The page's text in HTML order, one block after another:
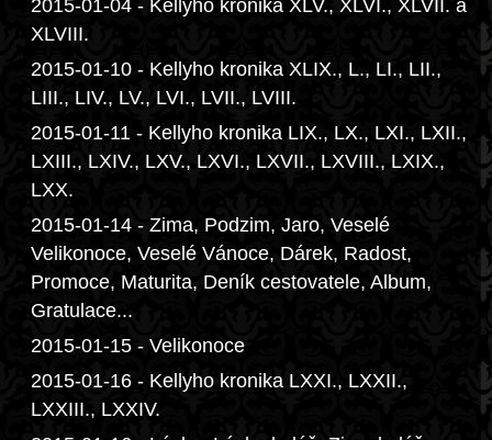
2015-01-04 - Kellyho kronika XLV., XLVI., XLVII. a
XLVIII.
2015-01-10 - Kellyho kronika XLIX., L., LI., LII.,
LIII., LIV., LV., LVI., LVII., LVIII.
2015-01-11 - Kellyho kronika LIX., LX., LXI., LXII.,
LXIII., LXIV., LXV., LXVI., LXVII., LXVIII., LXIX.,
LXX.
2015-01-14 - Zima, Podzim, Jaro, Veselé
Velikonoce, Veselé Vánoce, Dárek, Radost,
Promoce, Maturita, Deník cestovatele, Album,
Gratulace...
2015-01-15 - Velikonoce
2015-01-16 - Kellyho kronika LXXI., LXXII.,
LXXIII., LXXIV.